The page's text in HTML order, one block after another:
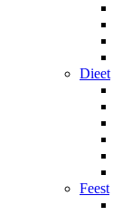
Dieet
Feest